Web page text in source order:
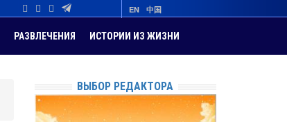
EN 中国
РАЗВЛЕЧЕНИЯ ИСТОРИИ ИЗ ЖИЗНИ
ВЫБОР РЕДАКТОРА